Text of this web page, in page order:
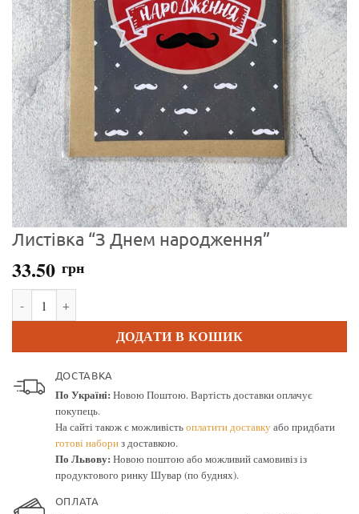
Листівка “З Днем народження”
33.50 грн
Листівка "З Днем народження" кількість
ДОДАТИ В КОШИК
ДОСТАВКА
По Україні: Новою Поштою. Вартість доставки оплачує
покупець.
На сайті також є можливістьоплатити доставкуабо придбати
готові набориз доставкою.
По Львову: Новою поштою або можливий самовивіз із
продуктового ринку Шувар (по буднях).
ОПЛАТА